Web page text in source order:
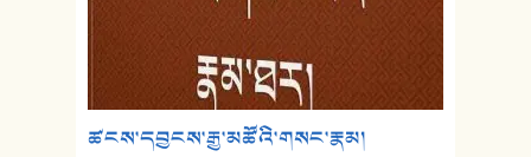
ཚངས་དབྱངས་རྒྱ་མཚོའི་གསང་རྣམ།